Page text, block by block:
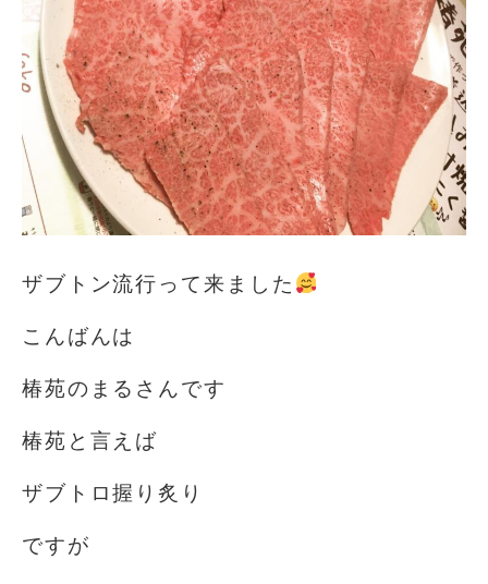
ザブトン流行って来ました
こんばんは
椿苑のまるさんです
椿苑と言えば️
ザブトロ握り炙り
ですが